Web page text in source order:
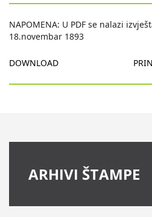
NAPOMENA: U PDF se nalazi
18.novembar 1893
DOWNLOAD
ARHIVI ŠTAMPE